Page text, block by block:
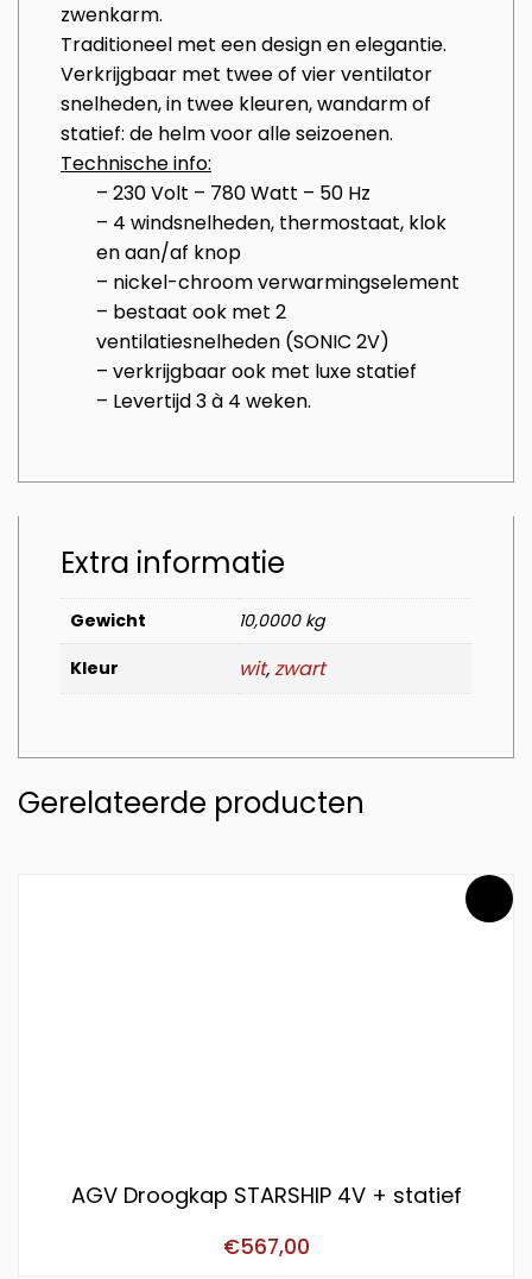
zwenkarm.
Traditioneel met eendesign en elegantie.
Verkrijgbaar met twee of vierventilator
snelheden,in twee kleuren, wandarmof
statief​​: de helm vooralleseizoenen.
Technische info:
– 230 Volt – 780 Watt – 50 Hz
– 4 windsnelheden, thermostaat, klok
en aan/af knop
– nickel-chroom verwarmingselement
– bestaat ook met 2
ventilatiesnelheden (SONIC 2V)
– verkrijgbaar ook met luxe statief
– Levertijd 3 à 4 weken.
Extra informatie
Gewicht
10,0000 kg
Kleur
wit,zwart
Gerelateerde producten
AGV Droogkap STARSHIP 4V + statief
€567,00